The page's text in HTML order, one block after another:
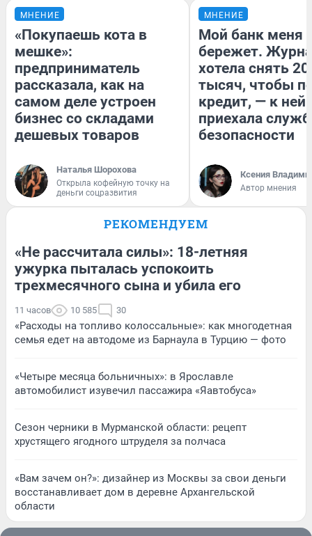
МНЕНИЕ
«Покупаешь кота в
мешке»:
предприниматель
рассказала, как на
самом деле устроен
бизнес со складами
дешевых товаров
Наталья Шорохова
Открыла кофейную точку на
деньги соцразвития
МНЕНИЕ
Мой банк меня
бережет.
хотела снять
тысяч, чтобы
кредит, — к
приехала
безопасности
Ксения
Автор мнения
РЕКОМЕНДУЕМ
«Не рассчитала силы»: 18-летняя
ужурка пыталась успокоить
трехмесячного сына и убила его
11 часов 10 585 30
«Расходы на топливо колоссальные»: как многодетная
семья едет на автодоме из Барнаула в Турцию — фото
«Четыре месяца больничных»: в Ярославле
автомобилист изувечил пассажира «Яавтобуса»
Сезон черники в Мурманской области: рецепт
хрустящего ягодного штруделя за полчаса
«Вам зачем он?»: дизайнер из Москвы за свои деньги
восстанавливает дом в деревне Архангельской
области